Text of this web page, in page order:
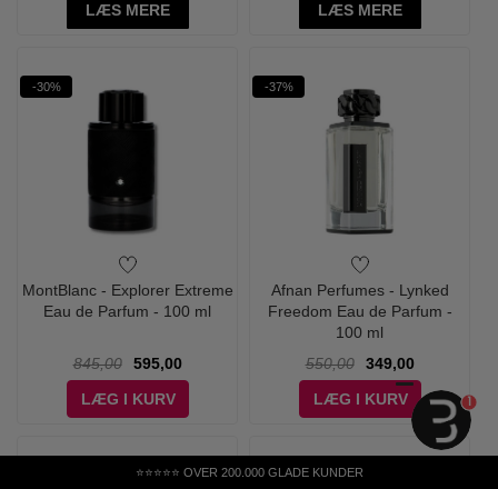
⭐⭐⭐⭐⭐ OVER 200.000 GLADE KUNDER
LÆS MERE
LÆS MERE
-30%
MontBlanc - Explorer Extreme
Eau de Parfum - 100 ml
845,00
595,00
LÆG I KURV
-37%
Afnan Perfumes - Lynked
Freedom Eau de Parfum -
100 ml
550,00
349,00
LÆG I KURV
-52%
1